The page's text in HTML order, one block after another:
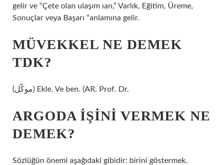
gelir ve “Çete olan ulaşım ıan,” Varlık, Eğitim, Üreme,
Sonuçlar veya Başarı “anlamına gelir.
MÜVEKKEL NE DEMEK
TDK?
(ﻣﻮﻛّﻞ) Ekle. Ve ben. (AR. Prof. Dr.
ARGODA IŞINI VERMEK NE
DEMEK?
Sözlüğün önemi aşağıdaki gibidir: birini göstermek.